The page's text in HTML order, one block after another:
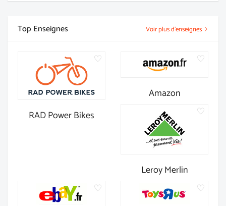
Top Enseignes Voir plus d'enseignes
RAD Power Bikes
Amazon
Leroy Merlin